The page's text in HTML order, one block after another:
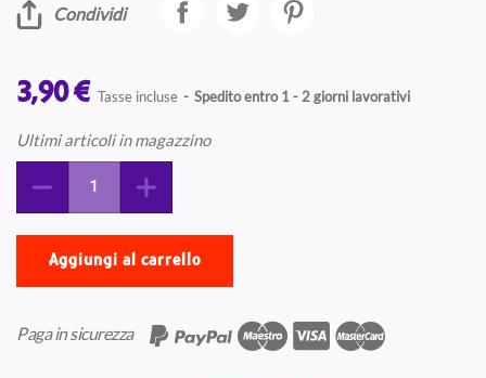
Condividi
3,90 € Tasse incluse Spedito entro 1 - 2 giorni lavorativi
Ultimi articoli in magazzino
Aggiungi al carrello
Paga in sicurezza